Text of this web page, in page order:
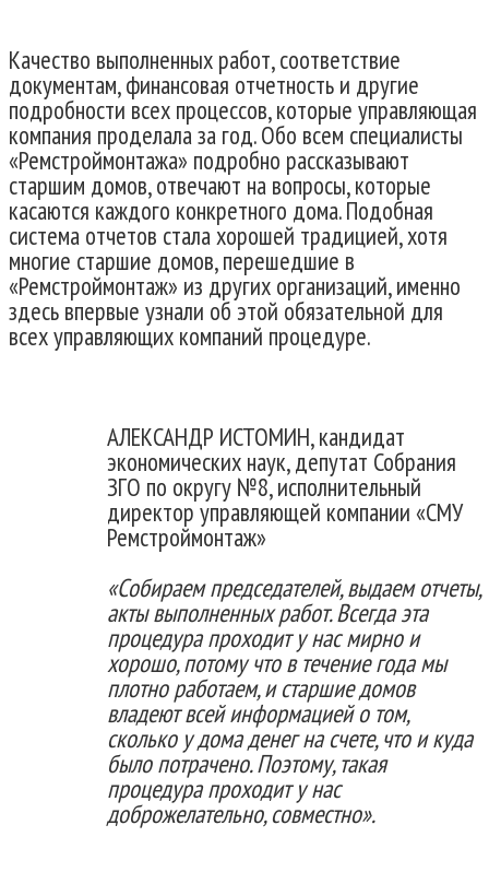
Качество выполненных работ, соответствие
документам, финансовая отчетность и другие
подробности всех процессов, которые управляющая
компания проделала за год. Обо всем специалисты
«Ремстроймонтажа» подробно рассказывают
старшим домов, отвечают на вопросы, которые
касаются каждого конкретного дома. Подобная
система отчетов стала хорошей традицией, хотя
многие старшие домов, перешедшие в
«Ремстроймонтаж» из других организаций, именно
здесь впервые узнали об этой обязательной для
всех управляющих компаний процедуре.
АЛЕКСАНДР ИСТОМИН, кандидат
экономических наук, депутат Собрания
ЗГО по округу №8, исполнительный
директор управляющей компании «СМУ
Ремстроймонтаж»
«Собираем председателей, выдаем отчеты,
акты выполненных работ. Всегда эта
процедура проходит у нас мирно и
хорошо, потому что в течение года мы
плотно работаем, и старшие домов
владеют всей информацией о том,
сколько у дома денег на счете, что и куда
было потрачено. Поэтому, такая
процедура проходит у нас
доброжелательно, совместно».